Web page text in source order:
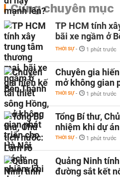
Cùng chuyên mục
TP HCM tính
bãi xe ngầm ở
THỜI SỰ - 1 phút trước
Chuyên gia
mở không gian
THỜI SỰ - 1 phút trước
Tổng Bí thư,
nhiệm khi dự
THỜI SỰ - 1 phút trước
Quảng Ninh
đường sắt kết